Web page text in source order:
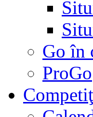
Go în
ProGo